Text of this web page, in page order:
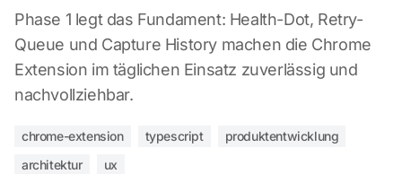
Phase 1 legt das Fundament: Health-Dot, Retry-
Queue und Capture History machen die Chrome
Extension im täglichen Einsatz zuverlässig und
nachvollziehbar.
chrome-extension typescript
produktentwicklung
architektur
ux